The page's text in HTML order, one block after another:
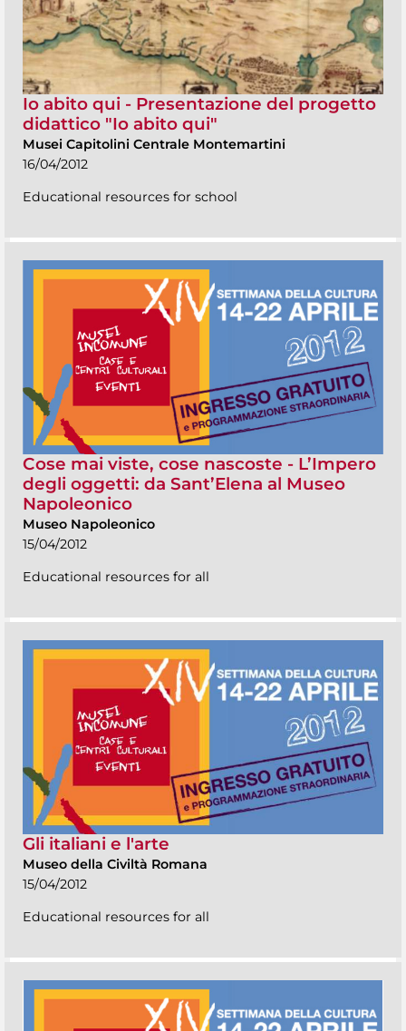
Io abito qui - Presentazione del progetto
didattico "Io abito qui"
Musei Capitolini Centrale Montemartini
16/04/2012
Educational resources for school
Cose mai viste, cose nascoste - L’Impero
degli oggetti: da Sant’Elena al Museo
Napoleonico
Museo Napoleonico
15/04/2012
Educational resources for all
Gli italiani e l'arte
Museo della Civiltà Romana
15/04/2012
Educational resources for all